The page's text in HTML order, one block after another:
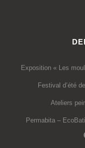
Exposition « Les
Festival d’été
Ateliers
Permabita –